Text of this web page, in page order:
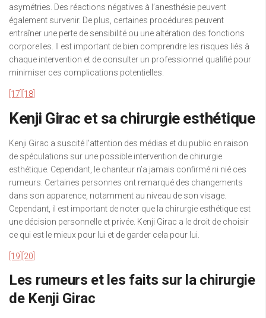
asymétries. Des réactions négatives à l’anesthésie peuvent
également survenir. De plus, certaines procédures peuvent
entraîner une perte de sensibilité ou une altération des fonctions
corporelles. Il est important de bien comprendre les risques liés à
chaque intervention et de consulter un professionnel qualifié pour
minimiser ces complications potentielles.
[17] [18]
Kenji Girac et sa chirurgie esthétique
Kenji Girac a suscité l’attention des médias et du public en raison
de spéculations sur une possible intervention de chirurgie
esthétique. Cependant, le chanteur n’a jamais confirmé ni nié ces
rumeurs. Certaines personnes ont remarqué des changements
dans son apparence, notamment au niveau de son visage.
Cependant, il est important de noter que la chirurgie esthétique est
une décision personnelle et privée. Kenji Girac a le droit de choisir
ce qui est le mieux pour lui et de garder cela pour lui.
[19] [20]
Les rumeurs et les faits sur la chirurgie
de Kenji Girac